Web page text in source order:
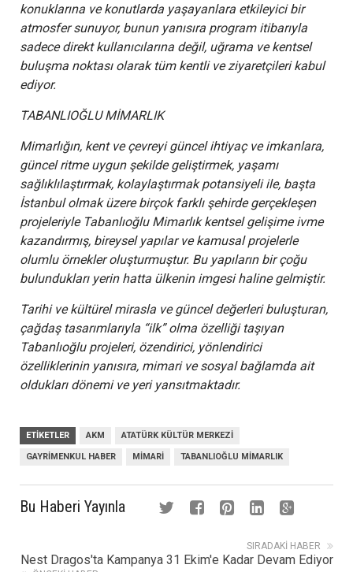
konuklarına ve konutlarda yaşayanlara etkileyici bir
atmosfer sunuyor, bunun yanısıra program itibarıyla
sadece direkt kullanıcılarına değil, uğrama ve kentsel
buluşma noktası olarak tüm kentli ve ziyaretçileri kabul
ediyor.
TABANLIOĞLU MİMARLIK
Mimarlığın, kent ve çevreyi güncel ihtiyaç ve imkanlara,
güncel ritme uygun şekilde geliştirmek, yaşamı
sağlıklılaştırmak, kolaylaştırmak potansiyeli ile, başta
İstanbul olmak üzere birçok farklı şehirde gerçekleşen
projeleriyle Tabanlıoğlu Mimarlık kentsel gelişime ivme
kazandırmış, bireysel yapılar ve kamusal projelerle
olumlu örnekler oluşturmuştur. Bu yapıların bir çoğu
bulundukları yerin hatta ülkenin imgesi haline gelmiştir.
Tarihi ve kültürel mirasla ve güncel değerleri buluşturan,
çağdaş tasarımlarıyla “ilk” olma özelliği taşıyan
Tabanlıoğlu projeleri, özendirici, yönlendirici
özelliklerinin yanısıra, mimari ve sosyal bağlamda ait
oldukları dönemi ve yeri yansıtmaktadır.
ETIKETLER AKM ATATÜRK KÜLTÜR MERKEZI
GAYRIMENKUL HABER MIMARI TABANLIOĞLU MIMARLIK
Bu Haberi Yayınla
SIRADAKI HABER
Nest Dragos'ta Kampanya 31 Ekim'e Kadar Devam Ediyor